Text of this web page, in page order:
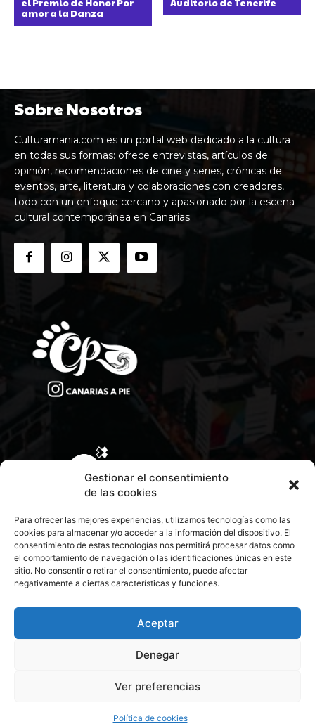
Gestionar el consentimiento
de las cookies
Para ofrecer las mejores experiencias, utilizamos tecnologías como las
cookies para almacenar y/o acceder a la información del dispositivo. El
consentimiento de estas tecnologías nos permitirá procesar datos como
el comportamiento de navegación o las identificaciones únicas en este
sitio. No consentir o retirar el consentimiento, puede afectar
negativamente a ciertas características y funciones.
Aceptar
Denegar
Ver preferencias
Política de cookies
el Premio de Honor Por
amor a la Danza
Auditorio de Tenerife
Sobre Nosotros
Culturamania.com es un portal web dedicado a la cultura
en todas sus formas: ofrece entrevistas, artículos de
opinión, recomendaciones de cine y series, crónicas de
eventos, arte, literatura y colaboraciones con creadores,
todo con un enfoque cercano y apasionado por la escena
cultural contemporánea en Canarias.
CONTACTA CON NOSOTROS
© 2026 Todos los derechos reservados. Culturamanía